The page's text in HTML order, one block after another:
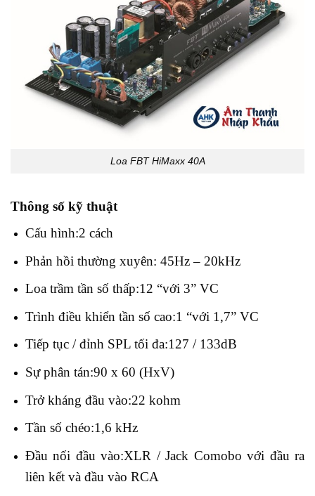
Loa FBT HiMaxx 40A
Thông số kỹ thuật
Cấu hình:2 cách
Phản hồi thường xuyên: 45Hz – 20kHz
Loa trầm tần số thấp:12 “với 3” VC
Trình điều khiển tần số cao:1 “với 1,7” VC
Tiếp tục / đỉnh SPL tối đa:127 / 133dB
Sự phân tán:90 x 60 (HxV)
Trở kháng đầu vào:22 kohm
Tần số chéo:1,6 kHz
Đầu nối đầu vào:XLR / Jack Comobo với đầu ra
liên kết và đầu vào RCA